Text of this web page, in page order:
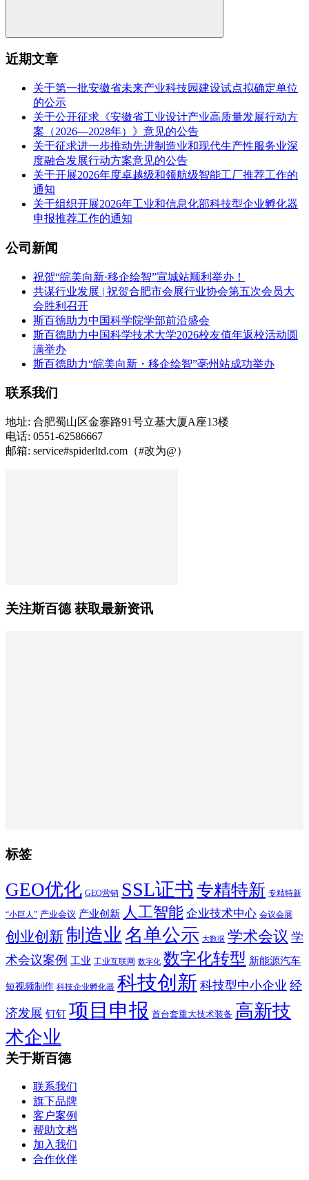
近期文章
关于第一批安徽省未来产业科技园建设试点拟确定单位
的公示
关于公开征求《安徽省工业设计产业高质量发展行动方
案（2026—2028年）》意见的公告
关于征求进一步推动先进制造业和现代生产性服务业深
度融合发展行动方案意见的公告
关于开展2026年度卓越级和领航级智能工厂推荐工作的
通知
关于组织开展2026年工业和信息化部科技型企业孵化器
申报推荐工作的通知
公司新闻
祝贺“皖美向新·移企绘智”宣城站顺利举办！
共谋行业发展 | 祝贺合肥市会展行业协会第五次会员大
会胜利召开
斯百德助力中国科学院学部前沿盛会
斯百德助力中国科学技术大学2026校友值年返校活动圆
满举办
斯百德助力“皖美向新・移企绘智”亳州站成功举办
联系我们
地址: 合肥蜀山区金寨路91号立基大厦A座13楼
电话: 0551-62586667
邮箱: service#spiderltd.com（#改为@）
关注斯百德 获取最新资讯
标签
GEO优化 GEO营销 SSL证书 专精特新 专精特新
“小巨人” 产业会议 产业创新 人工智能 企业技术中心 会议会展
创业创新制造业 名单公示 大数据 学术会议 学
术会议案例 工业 工业互联网 数字化 数字化转型 新能源汽车
短视频制作 科技企业孵化器 科技创新 科技型中小企业 经
济发展 钉钉 项目申报 首台套重大技术装备 高新技
术企业
关于斯百德
联系我们
旗下品牌
客户案例
帮助文档
加入我们
合作伙伴